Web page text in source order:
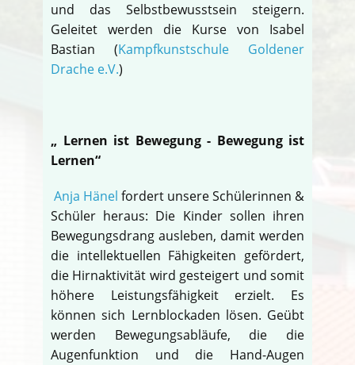
und das Selbstbewusstsein steigern.
Geleitet werden die Kurse von Isabel
Bastian (Kampfkunstschule Goldener
Drache e.V.)
„ Lernen ist Bewegung - Bewegung ist
Lernen“
Anja Hänel fordert unsere Schülerinnen &
Schüler heraus: Die Kinder sollen ihren
Bewegungsdrang ausleben, damit werden
die intellektuellen Fähigkeiten gefördert,
die Hirnaktivität wird gesteigert und somit
höhere Leistungsfähigkeit erzielt. Es
können sich Lernblockaden lösen. Geübt
werden Bewegungsabläufe, die die
Augenfunktion und die Hand-Augen